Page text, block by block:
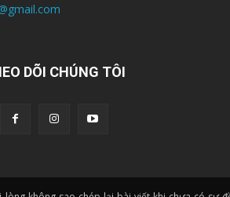
DÕI CHÚNG TÔI